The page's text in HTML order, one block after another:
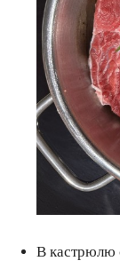
В кастрюлю